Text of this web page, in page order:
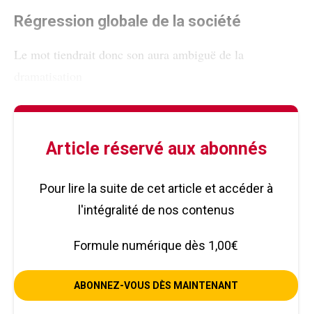
Régression globale de la société
Le mot tiendrait donc son aura ambiguë de la
Article réservé aux abonnés
Pour lire la suite de cet article et accéder à
l'intégralité de nos contenus
Formule numérique dès 1,00€
ABONNEZ-VOUS DÈS MAINTENANT